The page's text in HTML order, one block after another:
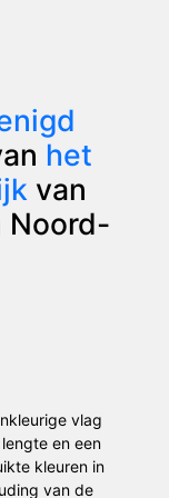
het
van
Noord-
vlag
en een
kleuren in
van de